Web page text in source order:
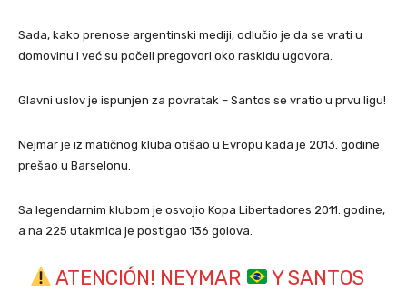
Sada, kako prenose argentinski mediji, odlučio je da se vrati u
domovinu i već su počeli pregovori oko raskidu ugovora.
Glavni uslov je ispunjen za povratak – Santos se vratio u prvu ligu!
Nejmar je iz matičnog kluba otišao u Evropu kada je 2013. godine
prešao u Barselonu.
Sa legendarnim klubom je osvojio Kopa Libertadores 2011. godine,
a na 225 utakmica je postigao 136 golova.
ATENCIÓN! NEYMAR
Y SANTOS